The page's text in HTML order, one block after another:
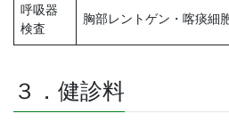
呼吸器
検査
胸部レントゲン・喀痰細
３．健診料